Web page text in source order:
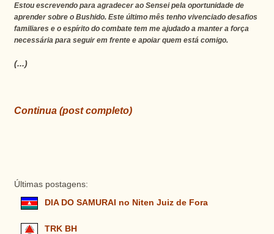
Estou escrevendo para agradecer ao Sensei pela oportunidade de
aprender sobre o Bushido. Este último mês tenho vivenciado desafios
familiares e o espírito do combate tem me ajudado a manter a força
necessária para seguir em frente e apoiar quem está comigo.
(...)
Continua (post completo)
Últimas postagens:
DIA DO SAMURAI no Niten Juiz de Fora
TRK BH